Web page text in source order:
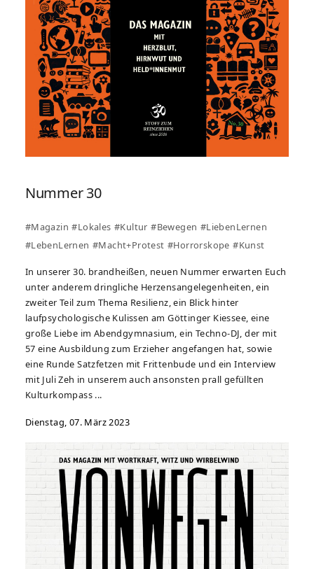
Nummer 30
#Magazin #Lokales #Kultur #Bewegen #LiebenLernen
#LebenLernen #Macht+Protest #Horrorskope #Kunst
In unserer 30. brandheißen, neuen Nummer erwarten Euch
unter anderem dringliche Herzensangelegenheiten, ein
zweiter Teil zum Thema Resilienz, ein Blick hinter
laufpsychologische Kulissen am Göttinger Kiessee, eine
große Liebe im Abendgymnasium, ein Techno-DJ, der mit
57 eine Ausbildung zum Erzieher angefangen hat, sowie
eine Runde Satzfetzen mit Frittenbude und ein Interview
mit Juli Zeh in unserem auch ansonsten prall gefüllten
Kulturkompass ...
Dienstag, 07. März 2023